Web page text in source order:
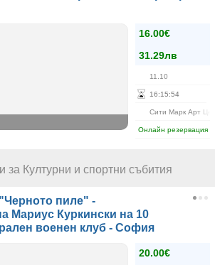
16.00€
31.29лв
11.10
16:15:54
Сити Марк Арт
Онлайн резервация
Културни и спортни събития
пиле" -
Мариус Куркински на 10
военен клуб - София
20.00€